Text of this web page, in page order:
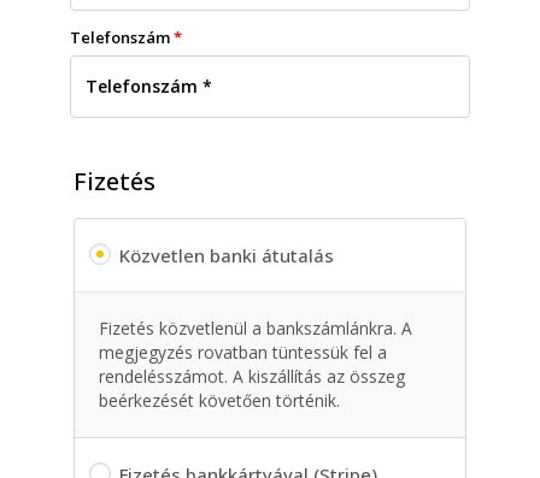
Telefonszám*
Fizetés
Közvetlen banki átutalás
Fizetés közvetlenül a bankszámlánkra. A
megjegyzés rovatban tüntessük fel a
rendelésszámot. A kiszállítás az összeg
beérkezését követően történik.